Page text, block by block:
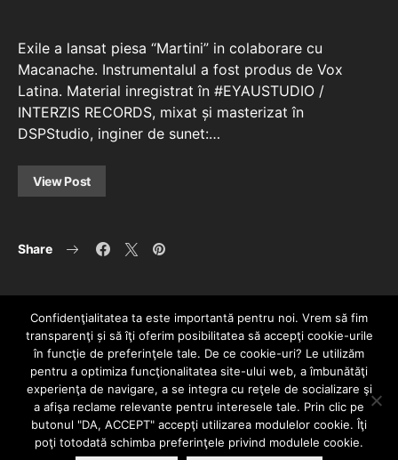
Exile a lansat piesa “Martini” in colaborare cu
Macanache. Instrumentalul a fost produs de Vox
Latina. Material inregistrat în #EYAUSTUDIO /
INTERZIS RECORDS, mixat și masterizat în
DSPStudio, inginer de sunet:…
View Post
Share
HOME CONTACT POLITICĂ DE CONFIDENȚIALITATE
Since 2005 | Copyright by HIPHOPLIVE
ENTERTAINMENT SRL
Confidenţialitatea ta este importantă pentru noi. Vrem să fim
transparenţi și să îţi oferim posibilitatea să accepţi cookie-urile
în funcţie de preferinţele tale. De ce cookie-uri? Le utilizăm
pentru a optimiza funcţionalitatea site-ului web, a îmbunătăţi
experienţa de navigare, a se integra cu reţele de socializare şi
a afişa reclame relevante pentru interesele tale. Prin clic pe
butonul "DA, ACCEPT" accepţi utilizarea modulelor cookie. Îţi
poţi totodată schimba preferinţele privind modulele cookie.